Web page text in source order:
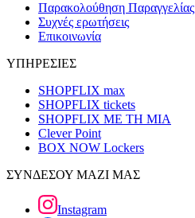
Παρακολούθηση Παραγγελίας
Συχνές ερωτήσεις
Επικοινωνία
ΥΠΗΡΕΣΙΕΣ
SHOPFLIX max
SHOPFLIX tickets
SHOPFLIX ΜΕ ΤΗ ΜΙΑ
Clever Point
BOX NOW Lockers
ΣΥΝΔΕΣΟΥ ΜΑΖΙ ΜΑΣ
Instagram